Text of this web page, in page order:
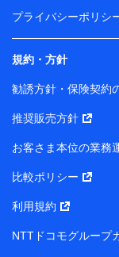
前に取得した
当社は株式会社
との間で、以下
す。
【共同して利用
当社または株式
の個人データ
基本情報
性、連絡先、dポ
プライバシーポリシ
規約・方針
勧誘方針・保険契約
推奨販売方針
お客さま本位の業務
比較ポリシー
利用規約
NTTドコモグループ